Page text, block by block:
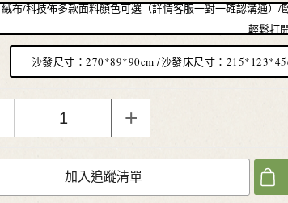
絨布/科技佈多款面料顏色可選（詳情客服一對一確認溝通）
輕鬆打
沙發尺寸：270*89*90cm /沙發床尺寸：
+
加入追蹤清單